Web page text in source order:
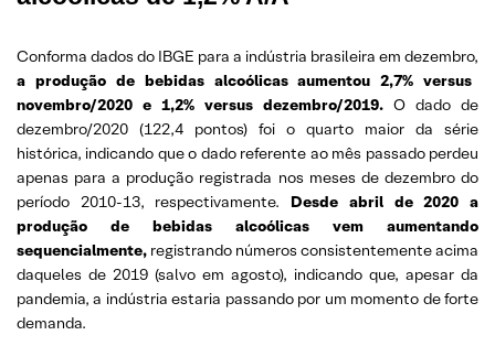
Conforma dados do IBGE para a indústria brasileira em dezembro,
a produção de bebidas alcoólicas aumentou 2,7% versus
novembro/2020 e 1,2% versus dezembro/2019. O dado de
dezembro/2020 (122,4 pontos) foi o quarto maior da série
histórica, indicando que o dado referente ao mês passado perdeu
apenas para a produção registrada nos meses de dezembro do
período 2010-13, respectivamente. Desde abril de 2020 a
produção de bebidas alcoólicas vem aumentando
sequencialmente, registrando números consistentemente acima
daqueles de 2019 (salvo em agosto), indicando que, apesar da
pandemia, a indústria estaria passando por um momento de forte
demanda.